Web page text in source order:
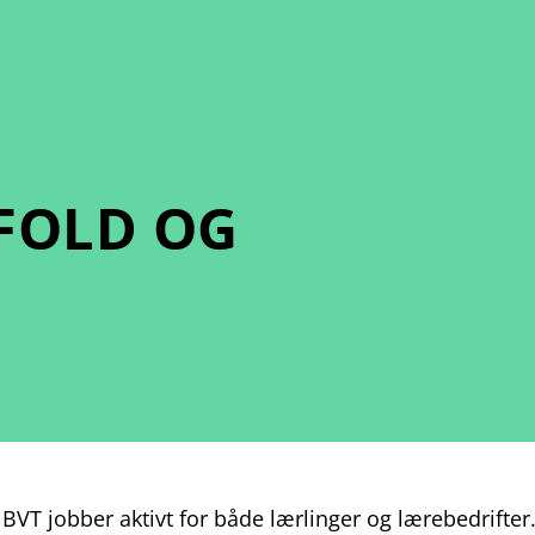
OG
BVT jobber aktivt for både lærlinger og